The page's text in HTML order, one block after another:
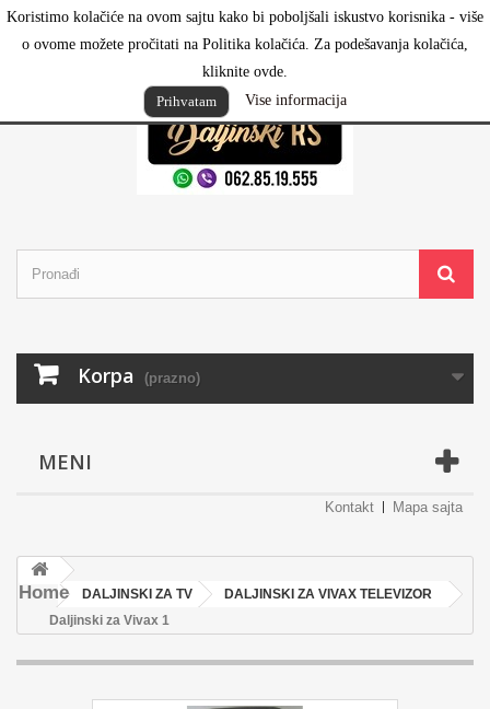
Koristimo kolačiće na ovom sajtu kako bi poboljšali iskustvo korisnika - više
o ovome možete pročitati na Politika kolačića. Za podešavanja kolačića,
kliknite ovde.
Prihvatam
Vise informacija
Prijavi se
Korpa (prazno)
MENI
Kontakt Mapa sajta
Home DALJINSKI ZA TV
DALJINSKI ZA VIVAX TELEVIZOR
Daljinski za Vivax 1